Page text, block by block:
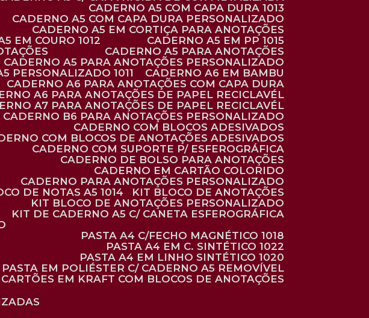
CADERNO A5 COM CAPA DURA 1013
CADERNO A5 COM CAPA DURA PERSONALIZADO
CADERNO A5 EM CORTIÇA PARA ANOTAÇÕES
EM COURO 1012
CADERNO A5 EM PP 1015
CADERNO A5 PARA ANOTAÇÕES
CADERNO A5 PARA ANOTAÇÕES PERSONALIZADO
PERSONALIZADO 1011
CADERNO A6 EM BAMBU
CADERNO A6 PARA ANOTAÇÕES COM CAPA DURA
A6 PARA ANOTAÇÕES DE PAPEL RECICLAVÉL
A7 PARA ANOTAÇÕES DE PAPEL RECICLAVÉL
CADERNO B6 PARA ANOTAÇÕES PERSONALIZADO
CADERNO COM BLOCOS ADESIVADOS
COM BLOCOS DE ANOTAÇÕES ADESIVADOS
CADERNO COM SUPORTE P/ ESFEROGRÁFICA
CADERNO DE BOLSO PARA ANOTAÇÕES
CADERNO EM CARTÃO COLORIDO
CADERNO PARA ANOTAÇÕES PERSONALIZADO
DE NOTAS A5 1014
KIT BLOCO DE ANOTAÇÕES
KIT BLOCO DE ANOTAÇÕES PERSONALIZADO
KIT DE CADERNO A5 C/ CANETA ESFEROGRÁFICA
PASTA A4 C/FECHO MAGNÉTICO 1018
PASTA A4 EM C. SINTÉTICO 1022
PASTA A4 EM LINHO SINTÉTICO 1020
PASTA EM POLIÉSTER C/ CADERNO A5 REMOVÍVEL
CARTÕES EM KRAFT COM BLOCOS DE ANOTAÇÕES